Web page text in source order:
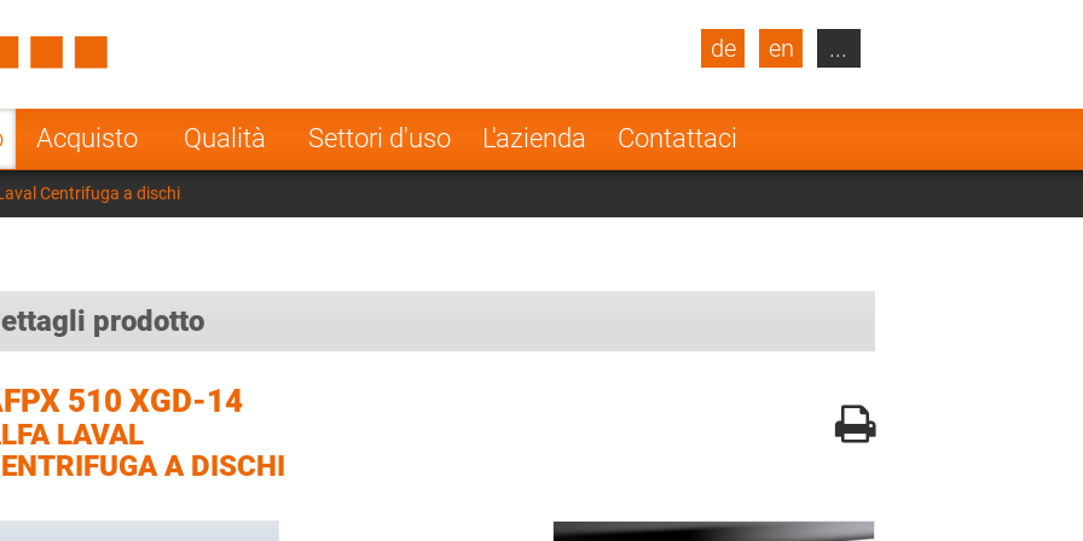
Acquisto Qualità Settori d'uso L'azienda Contattaci
de en
Turkey
Poland Norway
Netherlands
...
Centrifuga a dischi
prodotto
510 XGD-14
LAVAL
A DISCHI